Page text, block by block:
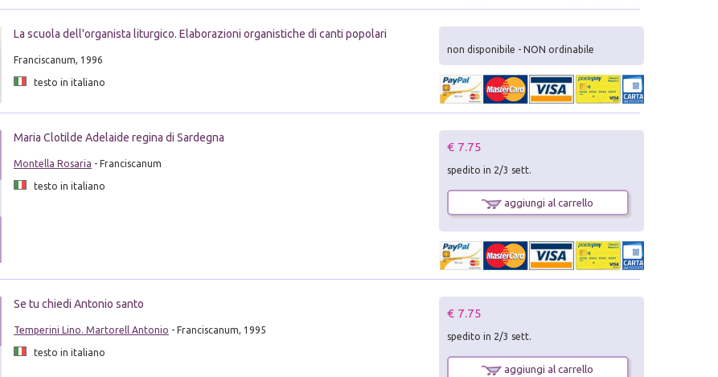
La scuola dell'organista liturgico. Elaborazioni organistiche di canti popolari
Franciscanum, 1996
testo in italiano
non disponibile - NON ordinabile
Maria Clotilde Adelaide regina di Sardegna
Montella Rosaria - Franciscanum
testo in italiano
€ 7.75
spedito in 2/3 sett.
aggiungi al carrello
Se tu chiedi Antonio santo
Temperini Lino. Martorell Antonio - Franciscanum, 1995
testo in italiano
€ 7.75
spedito in 2/3 sett.
aggiungi al carrello